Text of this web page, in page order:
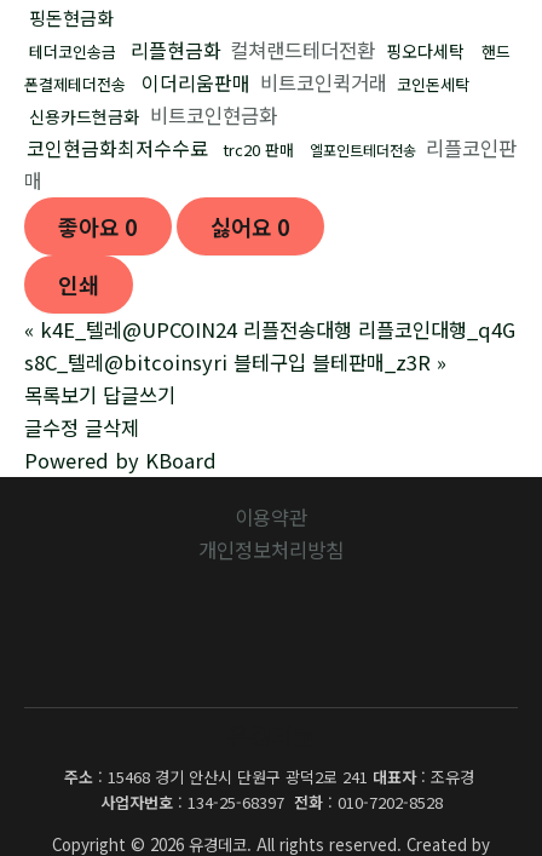
핑돈현금화
테더코인송금 리플현금화 컬쳐랜드테더전환 핑오다세탁
핸드
폰결제테더전송
이더리움판매 비트코인퀵거래 코인돈세탁
신용카드현금화 비트코인현금화
코인현금화최저수수료
trc20 판매 엘포인트테더전송 리플코인판
매
좋아요 0 싫어요 0
인쇄
« k4E_텔레@UPCOIN24 리플전송대행 리플코인대행_q4G
s8C_텔레@bitcoinsyri 블테구입 블테판매_z3R »
목록보기 답글쓰기
글수정 글삭제
Powered by KBoard
이용약관
개인정보처리방침
주소: 15468 경기 안산시 단원구 광덕2로 241 대표자: 조유경
사업자번호: 134-25-68397 전화: 010-7202-8528
Copyright © 2026 유경데코. All rights reserved. Created by